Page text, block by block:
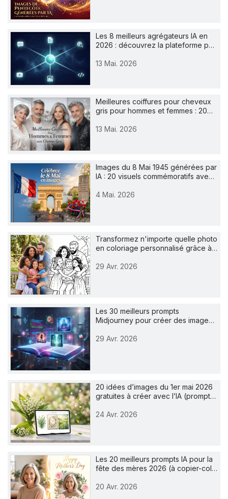
Les 8 meilleurs agrégateurs IA en
2026 : découvrez la plateforme p…
13 Mai. 2026
Meilleures coiffures pour cheveux
gris pour hommes et femmes : 20…
13 Mai. 2026
Images du 8 Mai 1945 générées par
IA : 20 visuels commémoratifs ave…
4 Mai. 2026
Transformez n'importe quelle photo
en coloriage personnalisé grâce à…
29 Avr. 2026
Les 30 meilleurs prompts
Midjourney pour créer des image…
29 Avr. 2026
20 idées d’images du 1er mai 2026
gratuites à créer avec l’IA (prompt…
24 Avr. 2026
Les 20 meilleurs prompts IA pour la
fête des mères 2026 (à copier-col…
20 Avr. 2026